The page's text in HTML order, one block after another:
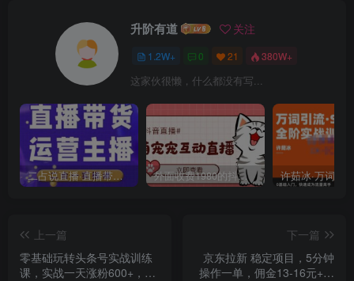
升阶有道 关注
1.2W+ 0 21 380W+
这家伙很懒，什么都没有写...
二占说直播·直播带货主播运营课程，主播运营二合一实操课 外面收费1980的抖音萌宠宠直播项目，可虚拟人直播，抖音报白，实时互动直播【软件+详细教程】
上一篇
零基础玩转头条号实战训练
课，实战一天涨粉600+，做
下一篇
京东拉新 稳定项目，5分钟
操作一单，佣金13-16元+商